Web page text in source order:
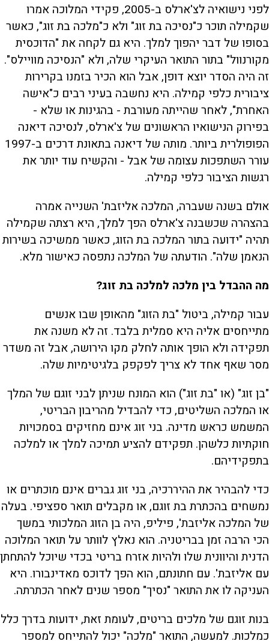
לפני נישואיה לצ'ארלס ב-2005, פקידי המלוכה אמרו
שקמילה תוכר כ"נסיכה בת זוג" ולא כ"מלכה בת זוג", כאשר
בסופו של דבר יהפוך למלך. היא גם לקחה את "הדוכסית
מקורנוול" בתור התואר העיקרי שלה, ולא "הנסיכה מוויילס".
זה היה הסדר יוצא דופן, אבל הוא הכיר בזמנו בקרירות
ציבורית כלפי קמילה. היא נחשבה בעיני רבים כ"אישה
האחרת", לאחר שהייתה מעורבת - בהגינות או שלא -
בפירוק הנישואיו הראשונים של צ'ארלס, לנסיכה דיאנה
הפופולרית ביותר. מותה של דיאנה בתאונת דרכים ב-1997
עורר השתפכות עצומה של אבל - והקשיח עוד יותר את
רגשות הציבור כלפי קמילה.
אולם בשנה שעברה, המלכה אליזבת' השנייה אמרה
בהצהרה שכשבנה צ'ארלס הפך למלך, היא רצתה שקמילה
תהיה "ידועה בתור המלכה בת הזוג, כאשר ממשיכה בשירות
הנאמן שלה". הודעתה של המלכה נתפסה כאישור מלא.
מה ההבדל בין מלכה למלכה בת זוג?
עבור קמילה, ביטול "בת הזוג" מהאופן שבו אנשים
מתייחסים אליה היא סמלית בלבד. זה לא משנה את
תפקידה ולא הופך אותה לחלק מקו הירושה, אבל זה משדר
מסר שאף אחד לא צריך לפקפק בלגיטימיות שלה.
"בן זוג" (או "בת זוג") הוא המונח שניתן לבני זוגם של המלך
או המלכה השליטים, כדי להבדיל מהריבון הבריטי,
המשמש כראש מדינה. בני זוג אינם מחזיקים בסמכויות
חוקתיות כלשהן. תפקידם להציע תמיכה למלך או למלכה
בתפקידיהם.
כדי להבהיר את ההיררכיה, בני זוג גברים אינם מוכתרים או
נמשחים בהכתרת בת זוגם, או מקבלים תואר ספציפי. בעלה
של המלכה אליזבת', פיליפ, היה בן הזוג המלכותי במשך
הכי הרבה זמן בבריטניה. הוא נאלץ לוותר על תואר המלוכה
הדנית והיוונית שלו ולהיות אזרח בריטי בכדי שיוכל להתחתן
עם אליזבת'. עם חתונתם, הוא הפך לדוכס מאדינבורו. היא
העניקה לו את התואר "נסיך" מספר שנים לאחר הכתרתה.
בנות זוגם של מלכים בריטים, לעומת זאת, ידועות בדרך כלל
כמלכות. למעשה, התואר "מלכה" יכול להתייחס למספר